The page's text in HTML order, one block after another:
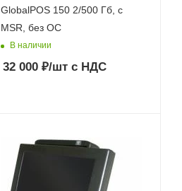
GlobalPOS 150 2/500 Гб, с
MSR, без ОС
В наличии
32 000₽/штс НДС